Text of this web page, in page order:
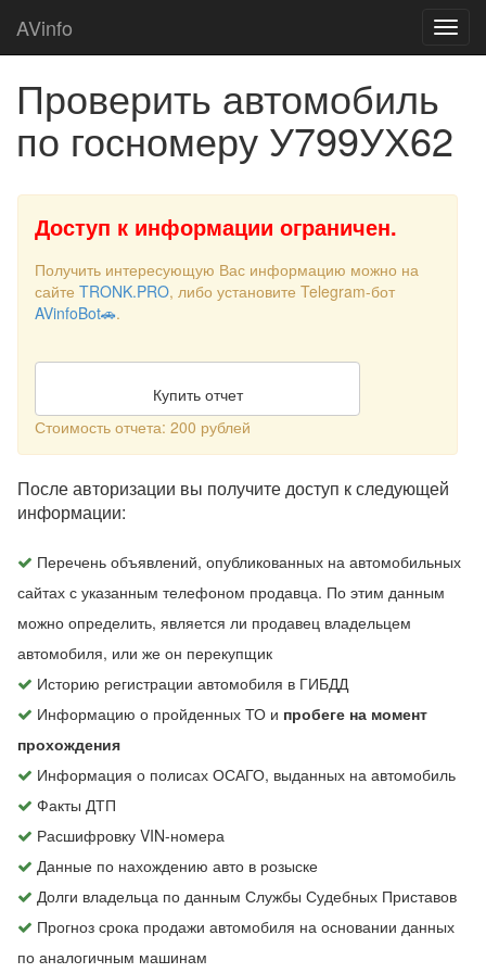
AVinfo
Проверить автомобиль
по госномеру У799УХ62
Доступ к информации ограничен.
Получить интересующую Вас информацию можно на
сайте TRONK.PRO, либо установите Telegram-бот
AVinfoBot🚗.
Купить отчет
Стоимость отчета: 200 рублей
После авторизации вы получите доступ к следующей
информации:
Перечень объявлений, опубликованных на автомобильных
сайтах с указанным телефоном продавца. По этим данным
можно определить, является ли продавец владельцем
автомобиля, или же он перекупщик
Историю регистрации автомобиля в ГИБДД
Информацию о пройденных ТО и пробеге на момент
прохождения
Информация о полисах ОСАГО, выданных на автомобиль
Факты ДТП
Расшифровку VIN-номера
Данные по нахождению авто в розыске
Долги владельца по данным Службы Судебных Приставов
Прогноз срока продажи автомобиля на основании данных
по аналогичным машинам